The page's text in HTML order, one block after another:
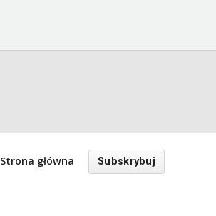
Strona główna Subskrybuj